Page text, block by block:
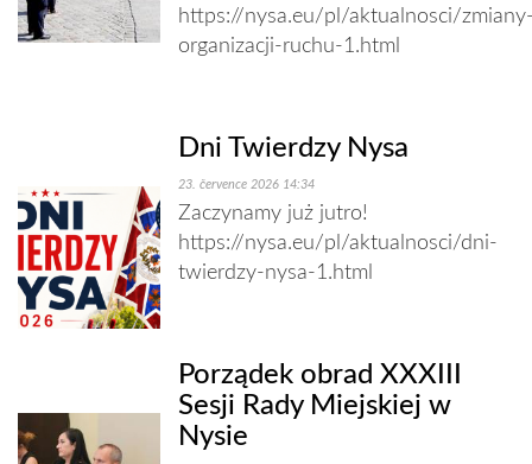
https://nysa.eu/pl/aktualnosci/
organizacji-ruchu-1.html
Dni Twierdzy Nysa
23. července 2026 14:34
Zaczynamy już jutro!
https://nysa.eu/pl/aktualnosci/dni-
twierdzy-nysa-1.html
Porządek obrad XXXIII
Sesji Rady Miejskiej w
Nysie